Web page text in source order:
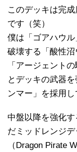
このデッキは完
です（笑）
僕は「ゴアハウ
破壊する「酸性
「アージェント
とデッキの武器
ンマー」を採用し
中盤以降を強化
だミッドレンジ
（Dragon Pirate